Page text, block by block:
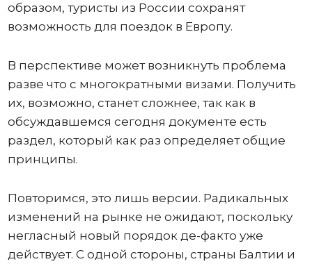
образом, туристы из России сохранят
возможность для поездок в Европу.
В перспективе может возникнуть проблема
разве что с многократными визами. Получить
их, возможно, станет сложнее, так как в
обсуждавшемся сегодня документе есть
раздел, который как раз определяет общие
принципы.
Повторимся, это лишь версии. Радикальных
изменений на рынке не ожидают, поскольку
негласный новый порядок де-факто уже
действует. С одной стороны, страны Балтии и